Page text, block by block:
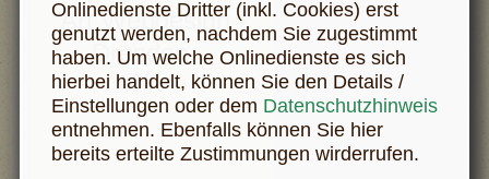
Onlinedienste Dritter (inkl. Cookies) erst
genutzt werden, nachdem Sie zugestimmt
haben. Um welche Onlinedienste es sich
hierbei handelt, können Sie den Details /
Einstellungen oder dem Datenschutzhinweis
entnehmen. Ebenfalls können Sie hier
bereits erteilte Zustimmungen wirderrufen.